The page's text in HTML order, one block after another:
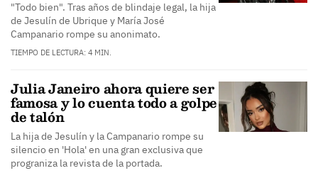
"Todo bien". Tras años de blindaje legal, la hija
de Jesulín de Ubrique y María José
Campanario rompe su anonimato.
TIEMPO DE LECTURA: 4 MIN.
Julia Janeiro ahora quiere ser
famosa y lo cuenta todo a golpe
de talón
La hija de Jesulín y la Campanario rompe su
silencio en 'Hola' en una gran exclusiva que
prograniza la revista de la portada.